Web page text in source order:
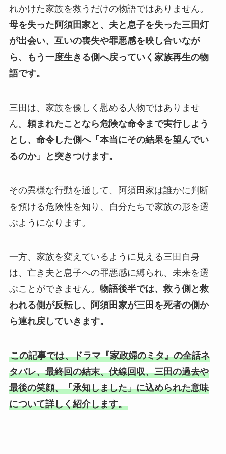
れかけた家族を救うだけの物語ではありません。
母を失った阿須田家と、夫と息子を失った三田灯
が出会い、互いの喪失や罪悪感を映し合いなが
ら、もう一度生きる側へ戻っていく家族再生の物
語です。
三田は、家族を優しく慰める人物ではありませ
ん。 頼まれたことなら危険な命令まで実行しよう
とし、命令した側へ「本当にその結果を望んでい
るのか」と突きつけます。
その異様な行動を通して、阿須田家は誰かに判断
を預ける危険性を知り、自分たちで家族の形を選
ぶようになります。
一方、家族を変えているように見える三田自身
は、亡き夫と息子への罪悪感に縛られ、未来を選
ぶことができません。 物語後半では、救う側と救
われる側が反転し、阿須田家が三田を死者の側か
ら連れ戻していきます。
この記事では、ドラマ『家政婦のミタ』の全話ネ
タバレ、最終回の結末、伏線回収、三田の過去や
最後の笑顔、「承知しました」に込められた意味
について詳しく紹介します。